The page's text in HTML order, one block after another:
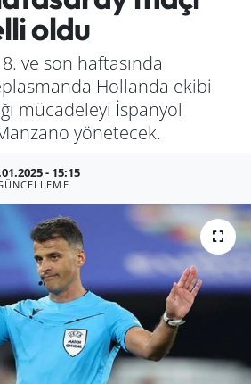
oldu
ve son haftasında
Hollanda ekibi
mücadeleyi İspanyol
yönetecek.
- 15:15